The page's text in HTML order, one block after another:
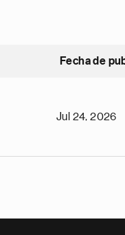
Fecha de
Jul 24, 2026